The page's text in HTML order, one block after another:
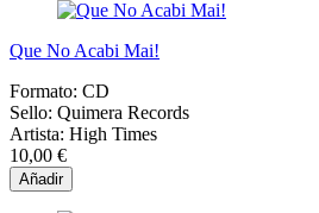
Que No Acabi Mai!
Formato: CD
Sello: Quimera Records
Artista: High Times
10,00 €
Añadir